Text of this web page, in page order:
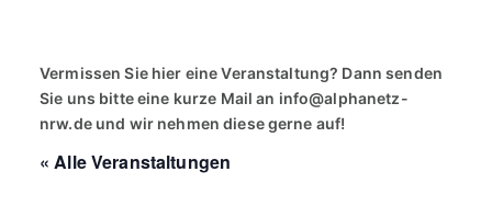
Vermissen Sie hier eine Veranstaltung? Dann senden
Sie uns bitte eine kurze Mail an info@alphanetz-
nrw.deund wir nehmen diese gerne auf!
« Alle Veranstaltungen